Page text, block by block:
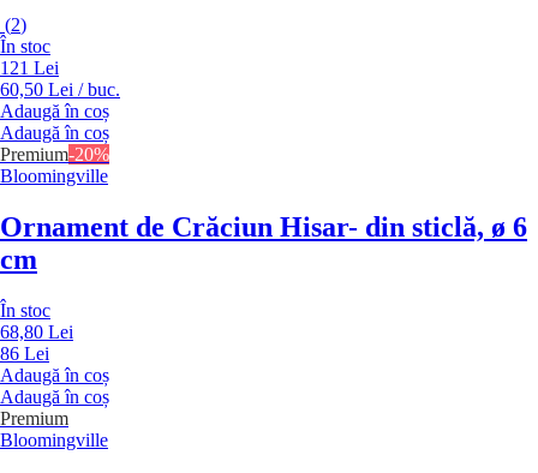
(2)
În stoc
121 Lei
60,50 Lei / buc.
Adaugă în coș
Adaugă în coș
Premium-20%
Bloomingville
Ornament de Crăciun Hisar- din sticlă, ø 6
cm
În stoc
68,80 Lei
86 Lei
Adaugă în coș
Adaugă în coș
Premium
Bloomingville